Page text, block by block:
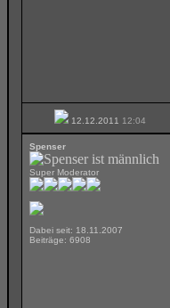
12.12.2011 12:04
Spenser
Super Moderator
Dabei seit: 18.11.2007
Beiträge: 6908